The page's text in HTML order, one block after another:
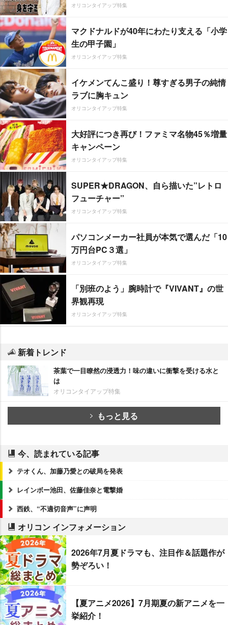
オリコンタイアップ特集
マクドナルドが40年にわたり支える「小学
生の甲子園」
オリコンタイアップ特集
イケメンてんこ盛り！尊すぎる男子の純情
ラブに胸キュン
オリコンタイアップ特集
大好評につき再び！ファミマ名物45％増量
キャンペーン
オリコンタイアップ特集
SUPER★DRAGON、自ら描いた”レトロ
フューチャー”
オリコンタイアップ特集
パソコンメーカー社員が本気で選んだ「10
万円台PC３選」
オリコンタイアップ特集
「別班のよう」腕時計で『VIVANT』の世
界観再現
オリコンタイアップ特集
新着トレンド
茶葉で一目瞭然の浸透力！味の違いに衝撃を受ける水と
は
オリコンタイアップ特集
もっと見る
今、読まれている記事
テオくん、加藤乃愛との破局を発表
レインボー池田、佐藤佳奈と電撃婚
西鉄、“不適切音声”に声明
オリコン インフォメーション
2026年7月夏ドラマも、注目作＆話題作が
勢ぞろい！
【夏アニメ2026】7月期夏の新アニメを一
挙紹介！